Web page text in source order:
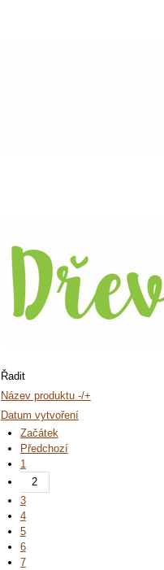
Řadit
Název produktu -/+
Datum vytvoření
Začátek
Předchozí
1
2
3
4
5
6
7